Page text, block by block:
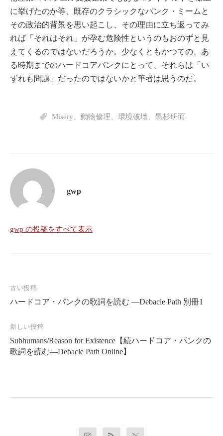
に挙げたのか等、既存のクラシックなパンク・ミームと
その政治的背景を思い起こし、その理由に立ち返ってみ
れば「それはそれ」が孕む危険性というのもおのずと見
えてくるのではないだろうか。少なくともかつての、あ
る時期までのハードコアパンクにとって、それらは「い
ずれも問題」だったのではないかと筆者は思うのだ。
Misery 動物倫理 環境破壊 黒杉研而
gwp
gwp の投稿をすべて表示
投
稿
ナ
ビ
ゲ
ョ
古い投稿
ハードコア・パンクの歌詞を読む ―Debacle Path 別冊1
新しい投稿
Subhumans/Reason for Existence【続ハードコア・パンクの
歌詞を読む―Debacle Path Online】